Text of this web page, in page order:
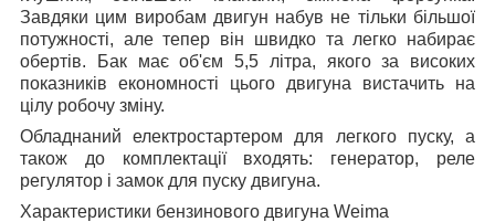
Завдяки цим виробам двигун набув не тільки більшої
потужності, але тепер він швидко та легко набирає
обертів. Бак має об'єм 5,5 літра, якого за високих
показників економності цього двигуна вистачить на
цілу робочу зміну.
Обладнаний електростартером для легкого пуску, а
також до комплектації входять: генератор, реле
регулятор і замок для пуску двигуна.
Характеристики бензинового двигуна Weima